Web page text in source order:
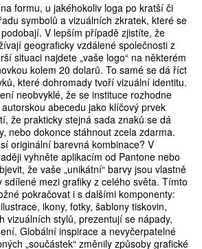
formu, u jakéhokoliv loga po kratší či
symbolů a vizuálních zkratek, které se
V lepším případě zjistíte, že
geograficky vzdálené společnosti z
situaci najdete „vaše logo“ na některém
kolem 20 dolarů. To samé se dá říct
které dohromady tvoří vizuální identitu.
neobvyklé, že se instituce rozhodne
abecedu jako klíčový prvek
že prakticky stejná sada znaků se dá
nebo dokonce stáhnout zcela zdarma.
originální barevná kombinace? V
vyhněte aplikacím od Pantone nebo
že vaše „unikátní“ barvy jsou vlastně
sdílené mezi grafiky z celého světa. Tímto
pokračovat i s dalšími komponenty:
ikony, fotky, šablony tiskovin,
vizuálních stylů, prezentují se nápady,
Globální inspirace a nevyčerpatelné
„součástek“ změnily způsoby grafické